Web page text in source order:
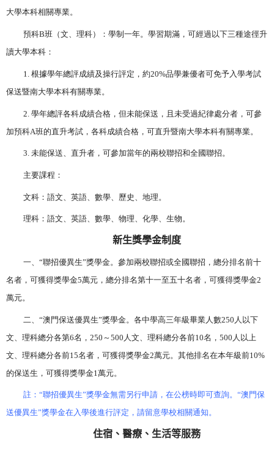
大學本科相關專業。
預科B班（文、理科）：學制一年。學習期滿，可經過以下三種途徑升
讀大學本科：
1. 根據學年總評成績及操行評定，約20%品學兼優者可免予入學考試
保送暨南大學本科有關專業。
2. 學年總評各科成績合格，但未能保送，且未受過紀律處分者，可參
加預科A班的直升考試，各科成績合格，可直升暨南大學本科有關專業。
3. 未能保送、直升者，可參加當年的兩校聯招和全國聯招。
主要課程：
文科：語文、英語、數學、歷史、地理。
理科：語文、英語、數學、物理、化學、生物。
新生獎學金制度
一、“聯招優異生”獎學金。參加兩校聯招或全國聯招，總分排名前十
名者，可獲得獎學金5萬元，總分排名第十一至五十名者，可獲得獎學金2
萬元。
二、“澳門保送優異生”獎學金。各中學高三年級畢業人數250 人以下
文、理科總分各第6名， 250 ～ 500 人文、理科總分各前10名， 500 人以上
文、理科總分各前15名者，可獲得獎學金2萬元。其他排名在本年級前10%
的保送生，可獲得獎學金1 萬元。
註：“聯招優異生”獎學金無需另行申請，在公榜時即可查詢。“澳門保
送優異生”獎學金在入學後進行評定，請留意學校相關通知。
住宿、醫療、生活等服務